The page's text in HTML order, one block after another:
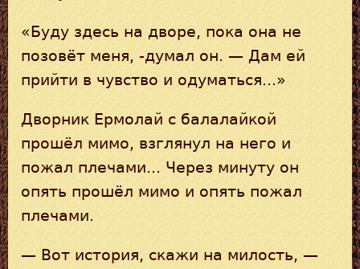
«Буду здесь на дворе, пока она не
позовёт меня, -думал он. — Дам ей
прийти в чувство и одуматься...»
Дворник Ермолай с балалайкой
прошёл мимо, взглянул на него и
пожал плечами... Через минуту он
опять прошёл мимо и опять пожал
плечами.
— Вот история, скажи на милость, —